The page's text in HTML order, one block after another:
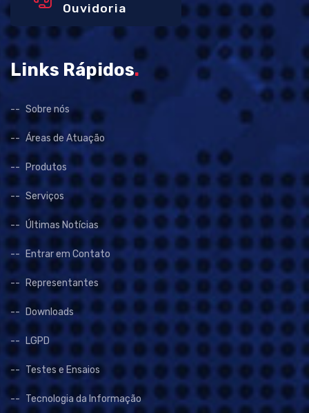
Ouvidoria
Links Rápidos.
Sobre nós
Áreas de Atuação
Produtos
Serviços
Últimas Notícias
Entrar em Contato
Representantes
Downloads
LGPD
Testes e Ensaios
Tecnologia da Informação